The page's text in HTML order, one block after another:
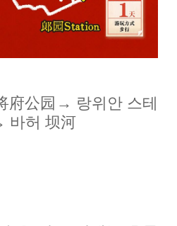
府公园→ 랑위안 스테
바허 坝河